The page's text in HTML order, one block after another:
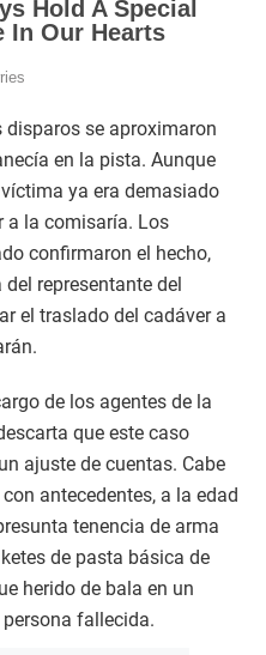
disparos se aproximaron
en la pista. Aunque
ya era demasiado
a la comisaría. Los
confirmaron el hecho,
representante del
el traslado del cadáver a
de los agentes de la
que este caso
ajuste de cuentas. Cabe
antecedentes, a la edad
tenencia de arma
de pasta básica de
herido de bala en un
fallecida.